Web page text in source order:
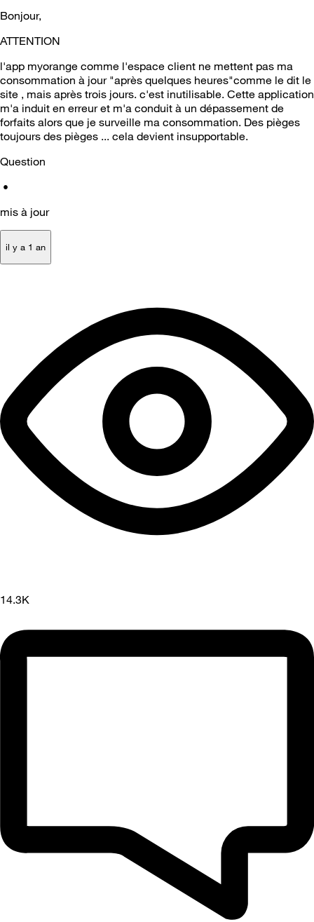
Bonjour,
ATTENTION
l'app myorange comme l'espace client ne mettent pas ma
consommation à jour "après quelques heures"comme le dit le
site , mais après trois jours. c'est inutilisable. Cette application
m'a induit en erreur et m'a conduit à un dépassement de
forfaits alors que je surveille ma consommation. Des pièges
toujours des pièges ... cela devient insupportable.
Question
•
mis à jour
il y a 1 an
14.3K